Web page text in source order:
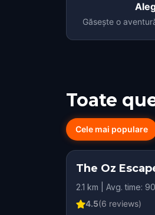
Găsește o
Toate
Cele mai populare
The Oz
2.1 km | Avg. time:
4.5(6 reviews)